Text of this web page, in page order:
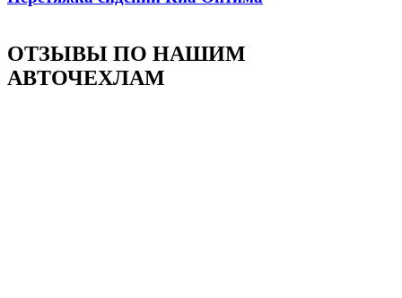
ОТЗЫВЫ ПО НАШИМ
АВТОЧЕХЛАМ